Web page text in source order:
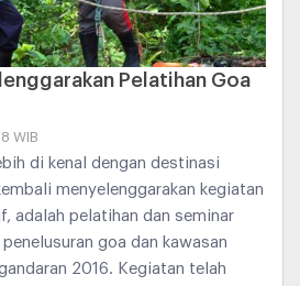
Pelatihan Goa
WIB
di kenal dengan destinasi
menyelenggarakan kegiatan
adalah pelatihan dan seminar
goa dan kawasan
2016. Kegiatan telah